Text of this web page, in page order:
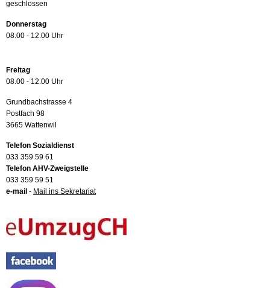
geschlossen
Donnerstag
08.00 - 12.00 Uhr
Freitag
08.00 - 12.00 Uhr
Grundbachstrasse 4
Postfach 98
3665 Wattenwil
Telefon Sozialdienst
033 359 59 61
Telefon AHV-Zweigstelle
033 359 59 51
e-mail - Mail ins Sekretariat